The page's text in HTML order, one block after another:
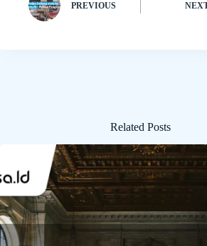
PREVIOUS
Related Posts